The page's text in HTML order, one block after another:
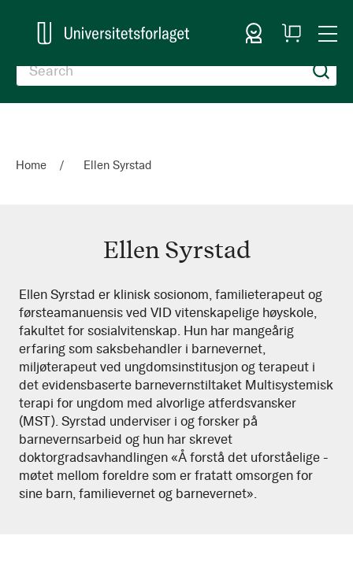
Sign In
My
Cart
Home Ellen Syrstad
Ellen Syrstad
Ellen
Syrstad
Ellen Syrstad er klinisk sosionom, familieterapeut og
førsteamanuensis ved VID vitenskapelige høyskole,
fakultet for sosialvitenskap. Hun har mangeårig
erfaring som saksbehandler i barnevernet,
miljøterapeut ved ungdomsinstitusjon og terapeut i
det evidensbaserte barnevernstiltaket Multisystemisk
terapi for ungdom med alvorlige atferdsvansker
(MST). Syrstad underviser i og forsker på
barnevernsarbeid og hun har skrevet
doktorgradsavhandlingen «Å forstå det uforståelige -
møtet mellom foreldre som er fratatt omsorgen for
sine barn, familievernet og barnevernet».